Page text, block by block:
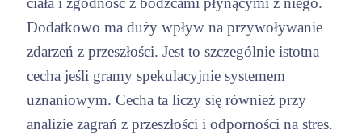
Dodatkowo ma duży wpływ na przywoływanie
zdarzeń z przeszłości. Jest to szczególnie istotna
cecha jeśli gramy spekulacyjnie systemem
uznaniowym. Cecha ta liczy się również przy
analizie zagrań z przeszłości i odporności na stres.